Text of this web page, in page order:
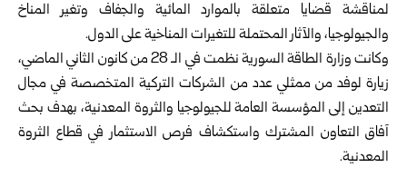
لمناقشة قضايا متعلقة بالموارد المائية والجفاف وتغير المناخ
والجيولوجيا، والآثار المحتملة للتغيرات المناخية على الدول.
وكانت وزارة الطاقة السورية نظمت في الـ 28 من كانون الثاني الماضي،
زيارة لوفد من ممثلي عدد من الشركات التركية المتخصصة في مجال
التعدين إلى المؤسسة العامة للجيولوجيا والثروة المعدنية، بهدف بحث
آفاق التعاون المشترك واستكشاف فرص الاستثمار في قطاع الثروة
المعدنية.